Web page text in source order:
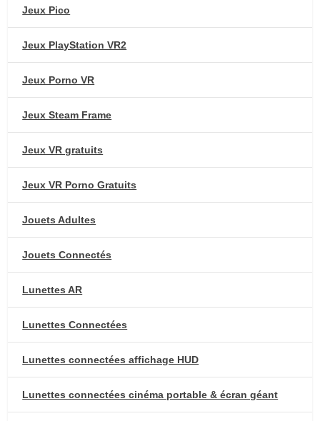
Jeux Pico
Jeux PlayStation VR2
Jeux Porno VR
Jeux Steam Frame
Jeux VR gratuits
Jeux VR Porno Gratuits
Jouets Adultes
Jouets Connectés
Lunettes AR
Lunettes Connectées
Lunettes connectées affichage HUD
Lunettes connectées cinéma portable & écran géant